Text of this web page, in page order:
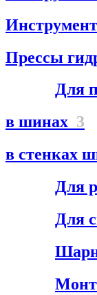
Прессы
Для
в шинах 3
в стенках
Для
Для